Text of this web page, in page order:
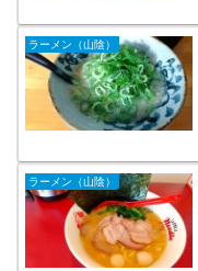
ラーメン（山陰）
ラーメン（山陰）